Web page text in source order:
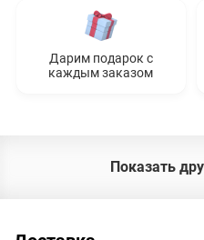
Дарим подарок с
каждым заказом
Показать